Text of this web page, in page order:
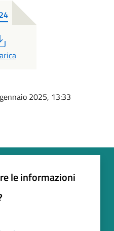
2025, 13:33
le informazioni